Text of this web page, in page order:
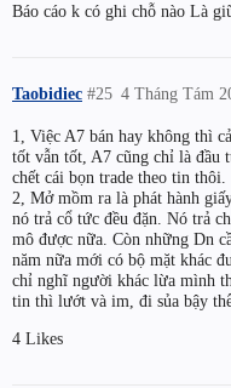
Báo cáo k có ghi chỗ nào Là
Taobidiec 4 Tháng Tám
#25
1, Việc A7 bán hay không thì
tốt vẫn tốt, A7 cũng chỉ là đầu
chết cái bọn trade theo tin thôi.
2, Mở mồm ra là phát hành
nó trả cổ tức đều đặn. Nó trả
mô được nữa. Còn những Dn
năm nữa mới có bộ mặt khác
chỉ nghĩ người khác lừa mình
tin thì lướt và im, đi sủa bậy
4 Likes